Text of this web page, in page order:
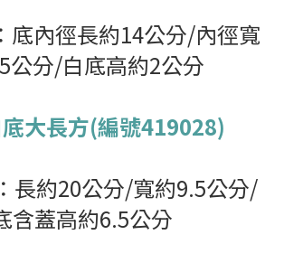
底內徑長約14公分/內徑寬
公分/白底高約2公分
大長方(編號419028)
長約20公分/寬約9.5公分/
含蓋高約6.5公分